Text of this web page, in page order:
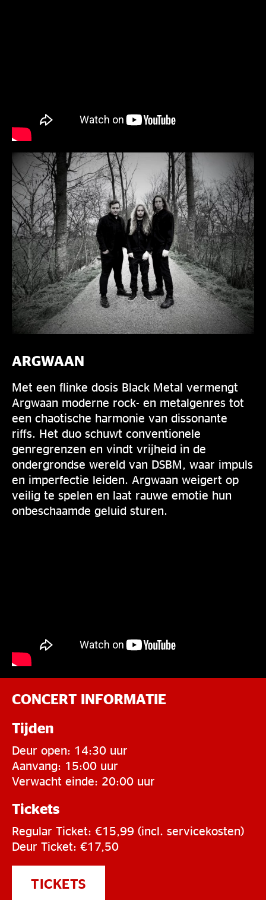
ARGWAAN
Met een flinke dosis Black Metal vermengt
Argwaan moderne rock- en metalgenres tot
een chaotische harmonie van dissonante
riffs. Het duo schuwt conventionele
genregrenzen en vindt vrijheid in de
ondergrondse wereld van DSBM, waar impuls
en imperfectie leiden. Argwaan weigert op
veilig te spelen en laat rauwe emotie hun
onbeschaamde geluid sturen.
CONCERT INFORMATIE
Tijden
Deur open: 14:30 uur
Aanvang: 15:00 uur
Verwacht einde: 20:00 uur
Tickets
Regular Ticket: €15,99 (incl. servicekosten)
Deur Ticket: €17,50
TICKETS